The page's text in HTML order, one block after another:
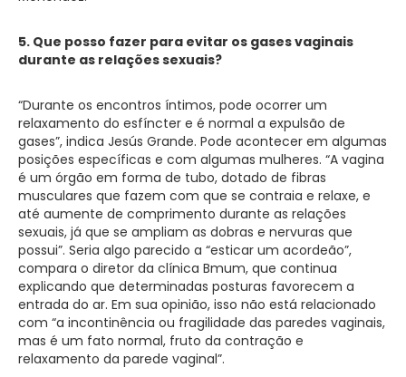
5. Que posso fazer para evitar os gases vaginais
durante as relações sexuais?
“Durante os encontros íntimos, pode ocorrer um
relaxamento do esfíncter e é normal a expulsão de
gases”, indica Jesús Grande. Pode acontecer em algumas
posições específicas e com algumas mulheres. “A vagina
é um órgão em forma de tubo, dotado de fibras
musculares que fazem com que se contraia e relaxe, e
até aumente de comprimento durante as relações
sexuais, já que se ampliam as dobras e nervuras que
possui”. Seria algo parecido a “esticar um acordeão”,
compara o diretor da clínica Bmum, que continua
explicando que determinadas posturas favorecem a
entrada do ar. Em sua opinião, isso não está relacionado
com “a incontinência ou fragilidade das paredes vaginais,
mas é um fato normal, fruto da contração e
relaxamento da parede vaginal”.